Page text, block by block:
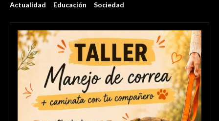
Actualidad Educación Sociedad